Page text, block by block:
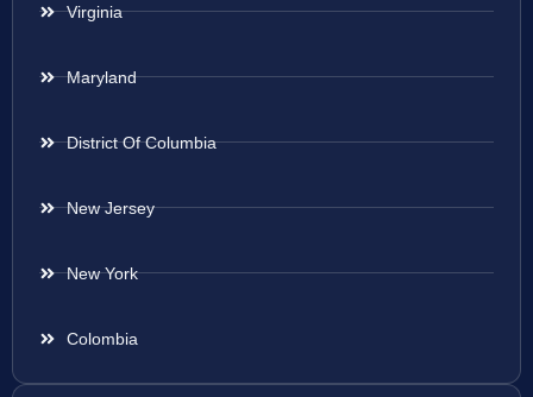
Virginia
Maryland
District Of Columbia
New Jersey
New York
Colombia